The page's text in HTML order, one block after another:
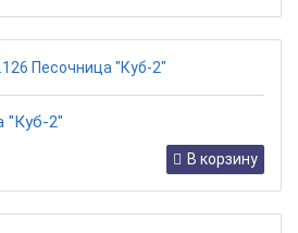
"Куб-2"
В корзину